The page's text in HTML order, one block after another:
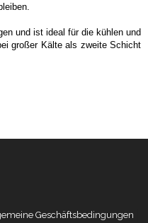
und ist ideal für die kühlen und
großer Kälte als zweite Schicht
Geschäftsbedingungen